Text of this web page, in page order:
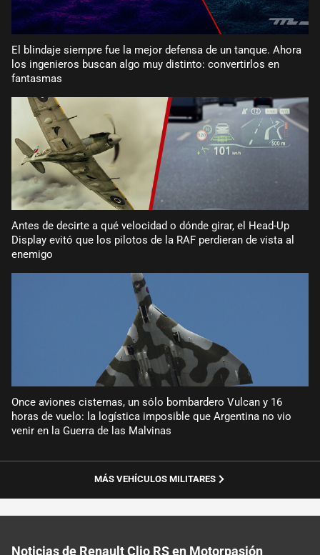
El blindaje siempre fue la mejor defensa de un tanque. Ahora
los ingenieros buscan algo muy distinto: convertirlos en
fantasmas
Antes de decirte a qué velocidad o dónde girar, el Head-Up
Display evitó que los pilotos de la RAF perdieran de vista al
enemigo
Once aviones cisternas, un sólo bombardero Vulcan y 16
horas de vuelo: la logística imposible que Argentina no vio
venir en la Guerra de las Malvinas
MÁS VEHÍCULOS MILITARES
Noticias de Renault Clio RS en Motorpasión